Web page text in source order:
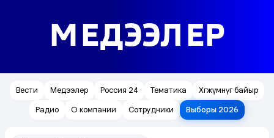
МЕДЭЭЛЕР
Вести Медээлер Россия 24 Тематика
Хөгжүмнүг байыр
Радио
О компании Сотрудники Выборы 2026